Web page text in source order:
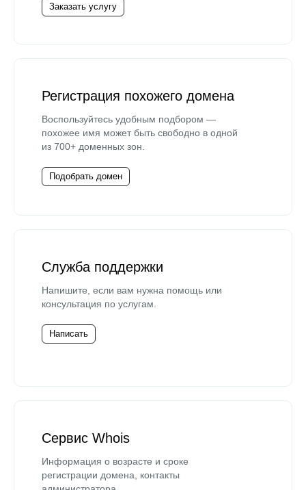
Заказать услугу
Регистрация похожего домена
Воспользуйтесь удобным подбором —
похожее имя может быть свободно в одной
из 700+ доменных зон.
Подобрать домен
Служба поддержки
Напишите, если вам нужна помощь или
консультация по услугам.
Написать
Сервис Whois
Информация о возрасте и сроке
регистрации домена, контакты